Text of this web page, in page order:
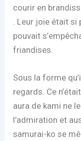
courir en
. Leur joie était
pouvait
friandises.
Sous la forme
regards. Ce
aura de kami ne
l’admiration et
samurai-ko se